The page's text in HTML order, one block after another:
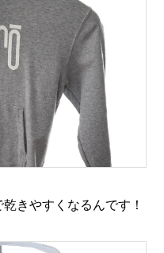
きやすくなるんです！